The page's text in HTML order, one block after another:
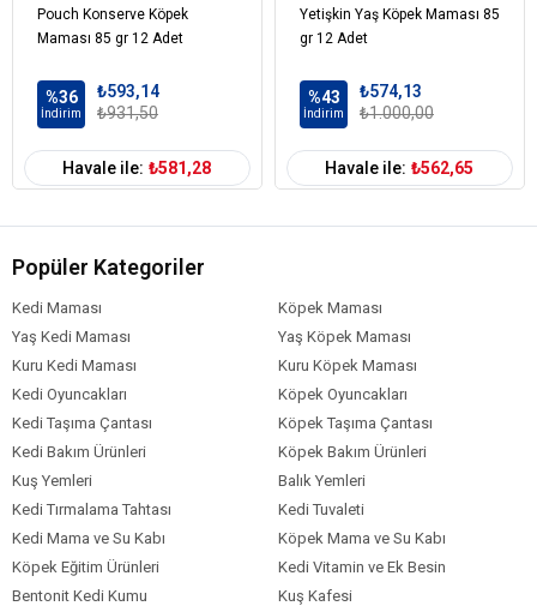
Pouch Konserve Köpek
Maması 85 gr 12 Adet
%36
İndirim
₺593,14
₺931,50
Havale ile: ₺581,28
Yetişkin Yaş Köpek Maması 85
gr 12 Adet
%43
İndirim
₺574,13
₺1.000,00
Havale ile: ₺562,65
Popüler Kategoriler
Kedi Maması
Köpek Maması
Yaş Kedi Maması
Yaş Köpek Maması
Kuru Kedi Maması
Kuru Köpek Maması
Kedi Oyuncakları
Köpek Oyuncakları
Kedi Taşıma Çantası
Köpek Taşıma Çantası
Kedi Bakım Ürünleri
Köpek Bakım Ürünleri
Kuş Yemleri
Balık Yemleri
Kedi Tırmalama Tahtası
Kedi Tuvaleti
Kedi Mama ve Su Kabı
Köpek Mama ve Su Kabı
Köpek Eğitim Ürünleri
Kedi Vitamin ve Ek Besin
Bentonit Kedi Kumu
Kuş Kafesi